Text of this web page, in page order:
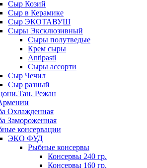
Сыр Козий
Сыр в Керамике
Сыр ЭКОТАВУШ
Сыры Эксклюзивный
Сыры полутведые
Крем сыры
Antipasti
Сыры ассорти
Сыр Чечил
Сыр разный
Режан
Охлажденная
Замороженная
консервации
ЭКО ФУД
Рыбные консервы
Консервы 240 гр.
Консервы 160 гр.